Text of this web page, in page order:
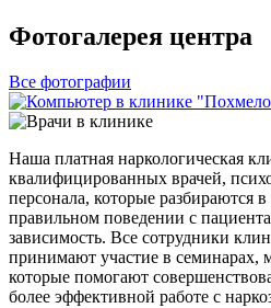
Фотогалерея центра
Все фотографии
Наша платная наркологическая
квалифицированных врачей,
персонала, которые разбираются
правильном поведении с
зависимость. Все сотрудники
принимают участие в семинарах,
которые помогают
более эффективной работе с